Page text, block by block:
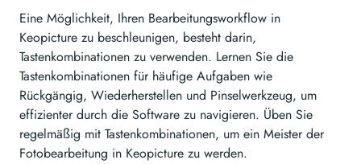
Eine Möglichkeit, Ihren Bearbeitungsworkflow in
Keopicture zu beschleunigen, besteht darin,
Tastenkombinationen zu verwenden. Lernen Sie die
Tastenkombinationen für häufige Aufgaben wie
Rückgängig, Wiederherstellen und Pinselwerkzeug, um
effizienter durch die Software zu navigieren. Üben Sie
regelmäßig mit Tastenkombinationen, um ein Meister der
Fotobearbeitung in Keopicture zu werden.